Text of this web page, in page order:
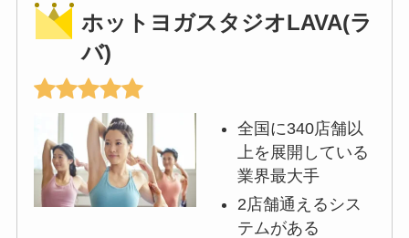
ホットヨガスタジオLAVA(ラ
バ)
全国に340店舗以
上を展開している
業界最大手
2店舗通えるシス
テムがある